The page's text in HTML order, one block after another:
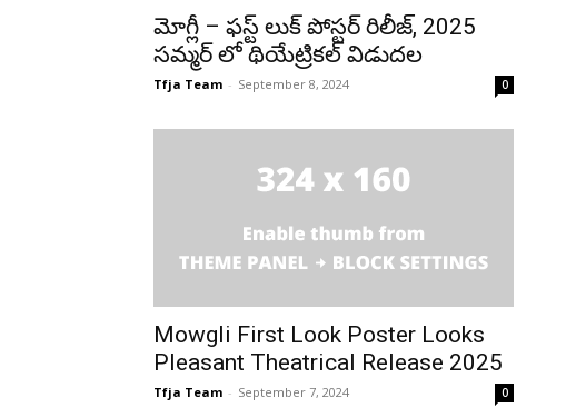
మోగ్లీ – ఫస్ట్ లుక్ పోస్టర్ రిలీజ్, 2025
సమ్మర్ లో థియేట్రికల్ విడుదల
Tfja Team - September 8, 2024 0
Mowgli First Look Poster Looks
Pleasant Theatrical Release 2025
Tfja Team - September 7, 2024 0